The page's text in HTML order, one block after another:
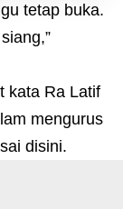
tetap buka.
kata Ra Latif
mengurus
disini.